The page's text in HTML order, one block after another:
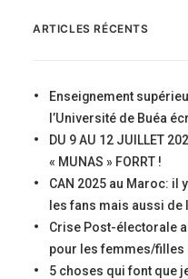
ARTICLES RÉCENTS
Enseignement
l’Université de Buéa
DU 9 AU 12 JUILLET
« MUNAS » FORRT !
CAN 2025 au Maroc: il
les fans mais aussi
Crise Post-électorale
pour les femmes/filles
5 choses qui font que